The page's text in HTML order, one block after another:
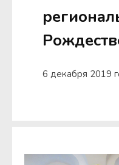
6 декабря 2019